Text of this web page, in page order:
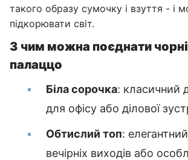
такого образу сумочку і взуття - і
підкорювати світ.
З чим можна поєднати
палаццо
Біла сорочка: класичний
для офісу або ділової
Обтислий топ:
вечірніх виходів або